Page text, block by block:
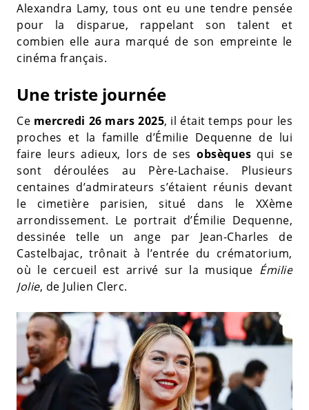
Alexandra Lamy, tous ont eu une tendre pensée
pour la disparue, rappelant son talent et
combien elle aura marqué de son empreinte le
cinéma français.
Une triste journée
Ce mercredi 26 mars 2025, il était temps pour les
proches et la famille d’Émilie Dequenne de lui
faire leurs adieux, lors de sesobsèques qui se
sont déroulées au Père-Lachaise. Plusieurs
centaines d’admirateurs s’étaient réunis devant
le cimetière parisien, situé dans le XXème
arrondissement. Le portrait d’Émilie Dequenne,
dessinée telle un ange par Jean-Charles de
Castelbajac, trônait à l’entrée du crématorium,
où le cercueil est arrivé sur la musique Émilie
Jolie, de Julien Clerc.